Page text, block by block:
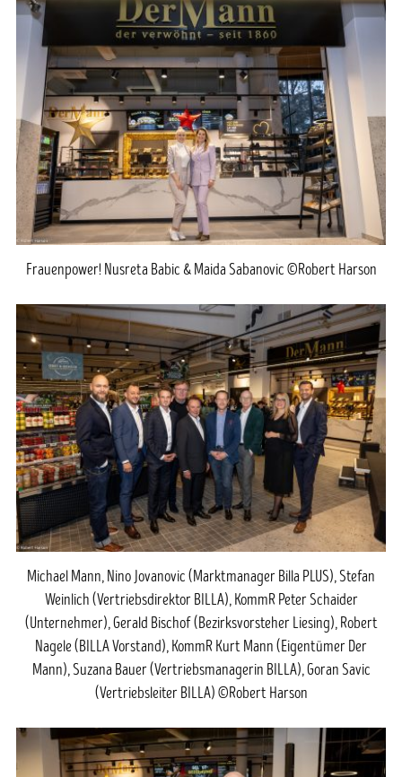
Frauenpower! Nusreta Babic & Maida Sabanovic ©Robert Harson
Michael Mann, Nino Jovanovic (Marktmanager Billa PLUS), Stefan
Weinlich (Vertriebsdirektor BILLA), KommR Peter Schaider
(Unternehmer), Gerald Bischof (Bezirksvorsteher Liesing), Robert
Nagele (BILLA Vorstand), KommR Kurt Mann (Eigentümer Der
Mann), Suzana Bauer (Vertriebsmanagerin BILLA), Goran Savic
(Vertriebsleiter BILLA) ©Robert Harson